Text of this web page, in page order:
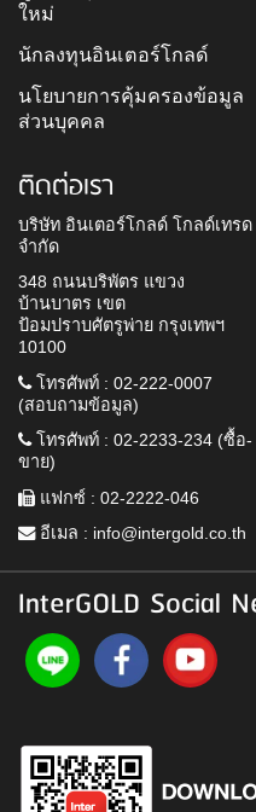
ใหม่
นักลงทุนอินเตอร์โกลด์
นโยบายการคุ้มครองข้อมูล
ส่วนบุคคล
ติดต่อเรา
บริษัท อินเตอร์โกลด์ โกลด์เทรด
จำกัด
348 ถนนบริพัตร แขวง
บ้านบาตร เขต
ป้อมปราบศัตรูพ่าย กรุงเทพฯ
10100
โทรศัพท์ : 02-222-0007
(สอบถามข้อมูล)
โทรศัพท์ : 02-2233-234 (ซื้อ-
ขาย)
แฟกซ์ : 02-2222-046
อีเมล : info@intergold.co.th
InterGOLD Social